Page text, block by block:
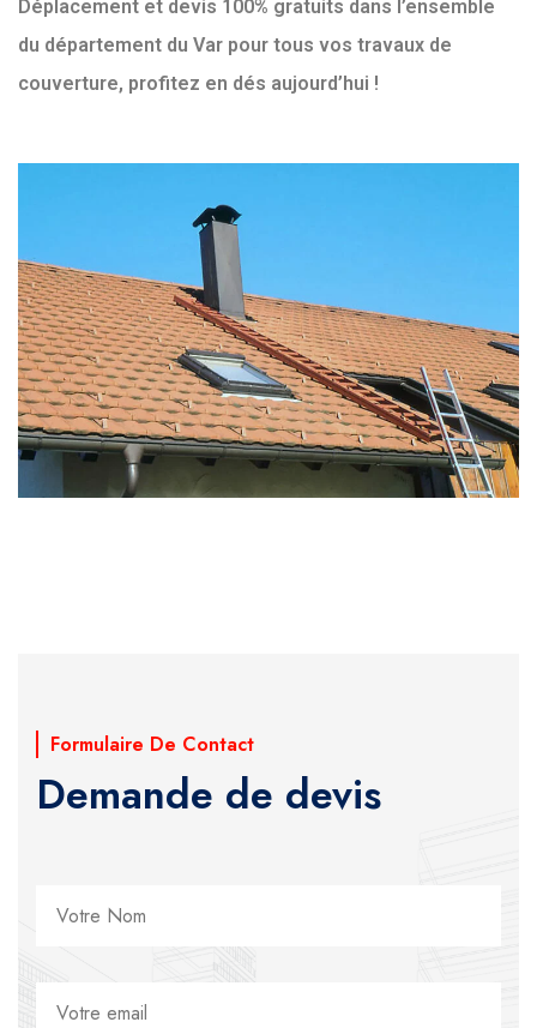
Déplacement et devis 100% gratuits dans l’ensemble
du département du Var pour tous vos travaux de
couverture, profitez en dés aujourd’hui !
Formulaire De Contact
Demande de devis